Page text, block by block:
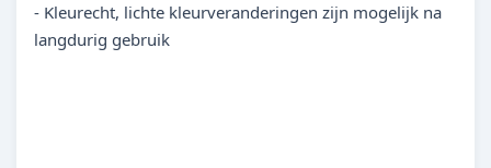
- Kleurecht, lichte kleurveranderingen zijn mogelijk na
langdurig gebruik